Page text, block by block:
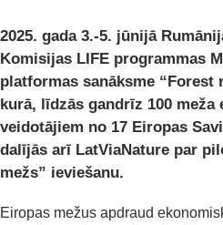
2025. gada 3.-5. jūnijā
Komisijas LIFE programmas
platformas sanāksme “Forest
kurā, līdzās gandrīz 100
veidotājiem no 17 Eiropas
dalījās arī LatViaNature par
mežs” ieviešanu.
Eiropas mežus apdraud